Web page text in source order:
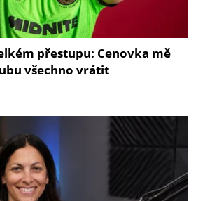
přestupu: Cenovka mě
všechno vrátit